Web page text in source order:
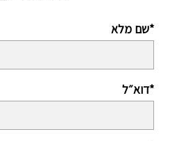
שם מלא*
דוא״ל*